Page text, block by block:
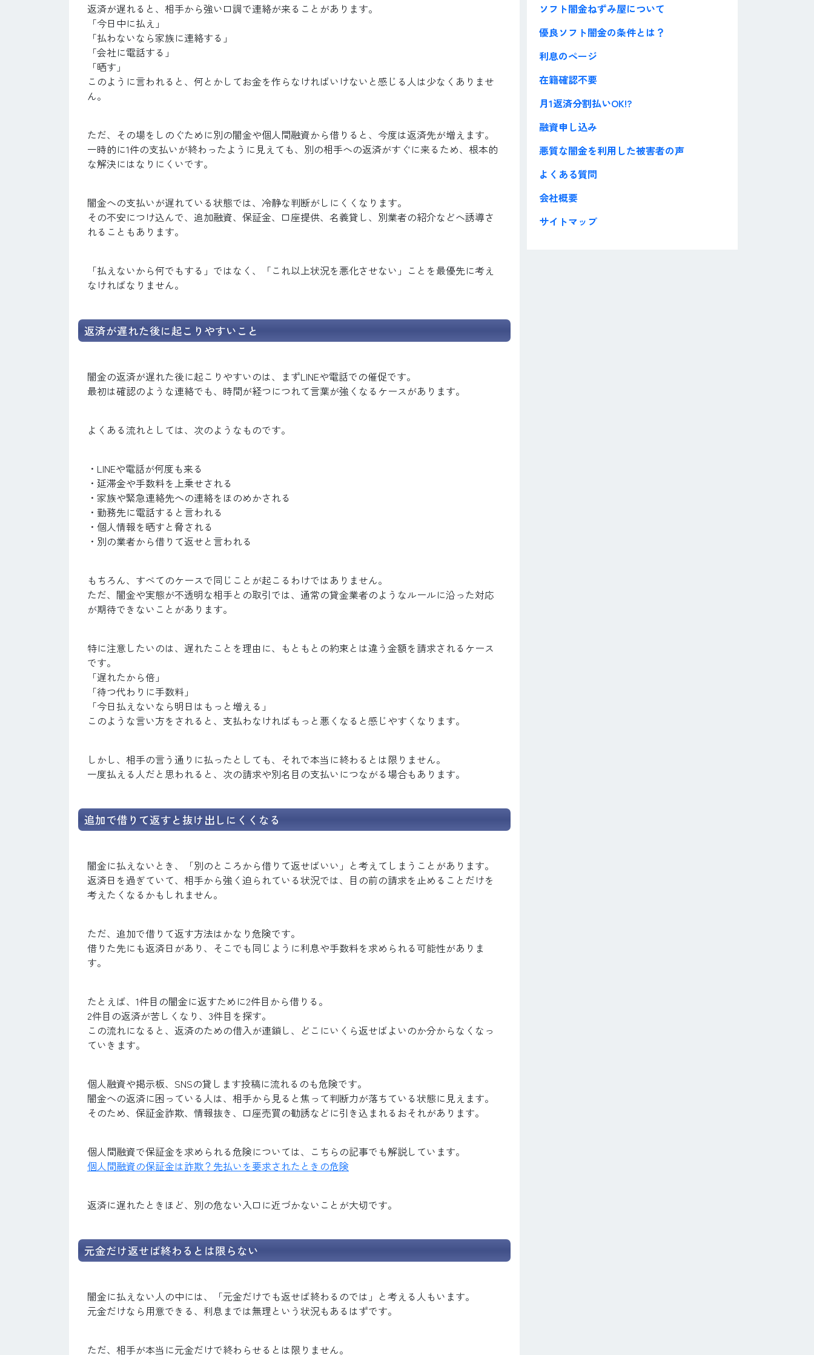
返済が遅れると、相手から強い口調で連絡が来ることがあります。
「今日中に払え」
「払わないなら家族に連絡する」
「会社に電話する」
「晒す」
このように言われると、何とかしてお金を作らなければいけないと感じる人は少なくありませ
ん。
ただ、その場をしのぐために別の闇金や個人間融資から借りると、今度は返済先が増えます。
一時的に1件の支払いが終わったように見えても、別の相手への返済がすぐに来るため、根本的
な解決にはなりにくいです。
闇金への支払いが遅れている状態では、冷静な判断がしにくくなります。
その不安につけ込んで、追加融資、保証金、口座提供、名義貸し、別業者の紹介などへ誘導さ
れることもあります。
「払えないから何でもする」ではなく、「これ以上状況を悪化させない」ことを最優先に考え
なければなりません。
返済が遅れた後に起こりやすいこと
闇金の返済が遅れた後に起こりやすいのは、まずLINEや電話での催促です。
最初は確認のような連絡でも、時間が経つにつれて言葉が強くなるケースがあります。
よくある流れとしては、次のようなものです。
・LINEや電話が何度も来る
・延滞金や手数料を上乗せされる
・家族や緊急連絡先への連絡をほのめかされる
・勤務先に電話すると言われる
・個人情報を晒すと脅される
・別の業者から借りて返せと言われる
もちろん、すべてのケースで同じことが起こるわけではありません。
ただ、闇金や実態が不透明な相手との取引では、通常の貸金業者のようなルールに沿った対応
が期待できないことがあります。
特に注意したいのは、遅れたことを理由に、もともとの約束とは違う金額を請求されるケース
です。
「遅れたから倍」
「待つ代わりに手数料」
「今日払えないなら明日はもっと増える」
このような言い方をされると、支払わなければもっと悪くなると感じやすくなります。
しかし、相手の言う通りに払ったとしても、それで本当に終わるとは限りません。
一度払える人だと思われると、次の請求や別名目の支払いにつながる場合もあります。
追加で借りて返すと抜け出しにくくなる
闇金に払えないとき、「別のところから借りて返せばいい」と考えてしまうことがあります。
返済日を過ぎていて、相手から強く迫られている状況では、目の前の請求を止めることだけを
考えたくなるかもしれません。
ただ、追加で借りて返す方法はかなり危険です。
借りた先にも返済日があり、そこでも同じように利息や手数料を求められる可能性がありま
す。
たとえば、1件目の闇金に返すために2件目から借りる。
2件目の返済が苦しくなり、3件目を探す。
この流れになると、返済のための借入が連鎖し、どこにいくら返せばよいのか分からなくなっ
ていきます。
個人融資や掲示板、SNSの貸します投稿に流れるのも危険です。
闇金への返済に困っている人は、相手から見ると焦って判断力が落ちている状態に見えます。
そのため、保証金詐欺、情報抜き、口座売買の勧誘などに引き込まれるおそれがあります。
個人間融資で保証金を求められる危険については、こちらの記事でも解説しています。
個人間融資の保証金は詐欺？先払いを要求されたときの危険
返済に遅れたときほど、別の危ない入口に近づかないことが大切です。
元金だけ返せば終わるとは限らない
闇金に払えない人の中には、「元金だけでも返せば終わるのでは」と考える人もいます。
元金だけなら用意できる、利息までは無理という状況もあるはずです。
ただ、相手が本当に元金だけで終わらせるとは限りません。
ソフト闇金ねずみ屋について
優良ソフト闇金の条件とは？
利息のページ
在籍確認不要
月1返済分割払いOK!?
融資申し込み
悪質な闇金を利用した被害者の声
よくある質問
会社概要
サイトマップ